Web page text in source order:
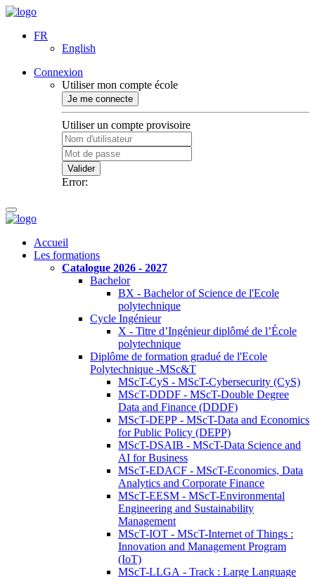
FR
English
Connexion
Utiliser mon compte école
Je me connecte
Utiliser un compte provisoire
Valider
Error:
Accueil
Les formations
Catalogue 2026 - 2027
Bachelor
BX - Bachelor of Science de l'Ecole
polytechnique
Cycle Ingénieur
X - Titre d’Ingénieur diplômé de l’École
polytechnique
Diplôme de formation gradué de l'Ecole
Polytechnique -MSc&T
MScT-CyS - MScT-Cybersecurity (CyS)
MScT-DDDF - MScT-Double Degree
Data and Finance (DDDF)
MScT-DEPP - MScT-Data and Economics
for Public Policy (DEPP)
MScT-DSAIB - MScT-Data Science and
AI for Business
MScT-EDACF - MScT-Economics, Data
Analytics and Corporate Finance
MScT-EESM - MScT-Environmental
Engineering and Sustainability
Management
MScT-IOT - MScT-Internet of Things :
Innovation and Management Program
(IoT)
MScT-LLGA - Track : Large Language